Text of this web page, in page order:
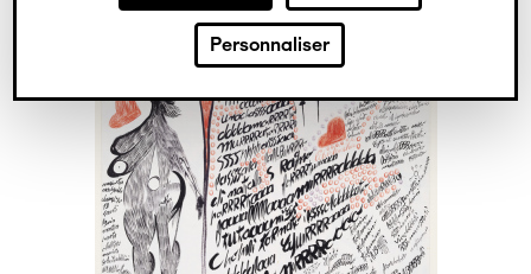
Personnaliser